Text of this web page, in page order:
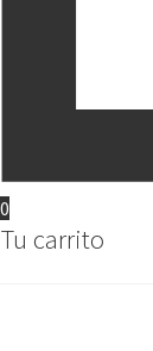
0
Tu carrito